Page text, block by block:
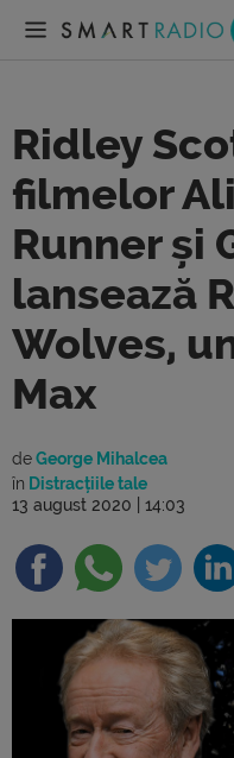
Ridley
filmelor
Runner și
lansează
Wolves,
Max
deGeorge Mihalcea
în Distracțiile tale
13 august 2020 | 14:03